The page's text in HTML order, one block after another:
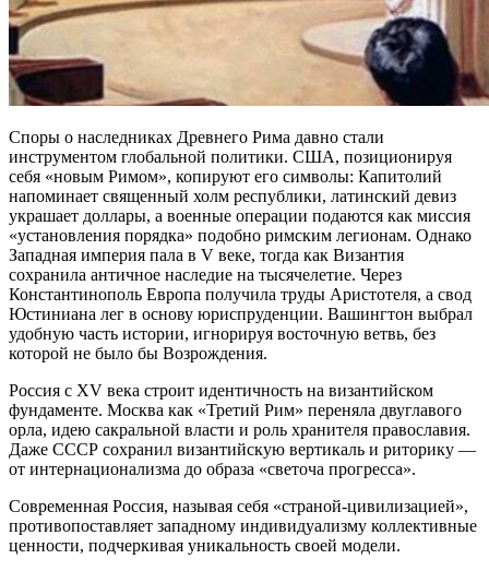
Споры о наследниках Древнего Рима давно стали
инструментом глобальной политики. США, позиционируя
себя «новым Римом», копируют его символы: Капитолий
напоминает священный холм республики, латинский девиз
украшает доллары, а военные операции подаются как миссия
«установления порядка» подобно римским легионам. Однако
Западная империя пала в V веке, тогда как Византия
сохранила античное наследие на тысячелетие. Через
Константинополь Европа получила труды Аристотеля, а свод
Юстиниана лег в основу юриспруденции. Вашингтон выбрал
удобную часть истории, игнорируя восточную ветвь, без
которой не было бы Возрождения.
Россия с XV века строит идентичность на византийском
фундаменте. Москва как «Третий Рим» переняла двуглавого
орла, идею сакральной власти и роль хранителя православия.
Даже СССР сохранил византийскую вертикаль и риторику —
от интернационализма до образа «светоча прогресса».
Современная Россия, называя себя «страной-цивилизацией»,
противопоставляет западному индивидуализму коллективные
ценности, подчеркивая уникальность своей модели.